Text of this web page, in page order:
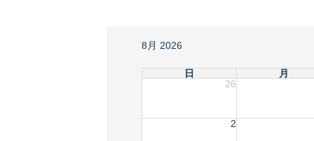
8月 2026
日
月
26
2